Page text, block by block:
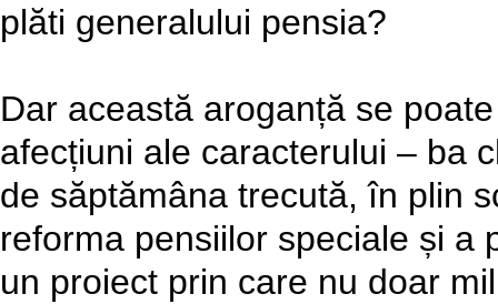
plăti generalului pensia?
Dar această aroganță se
afecțiuni ale caracterului – ba
de săptămâna trecută, în plin
reforma pensiilor speciale și a
un proiect prin care nu doar